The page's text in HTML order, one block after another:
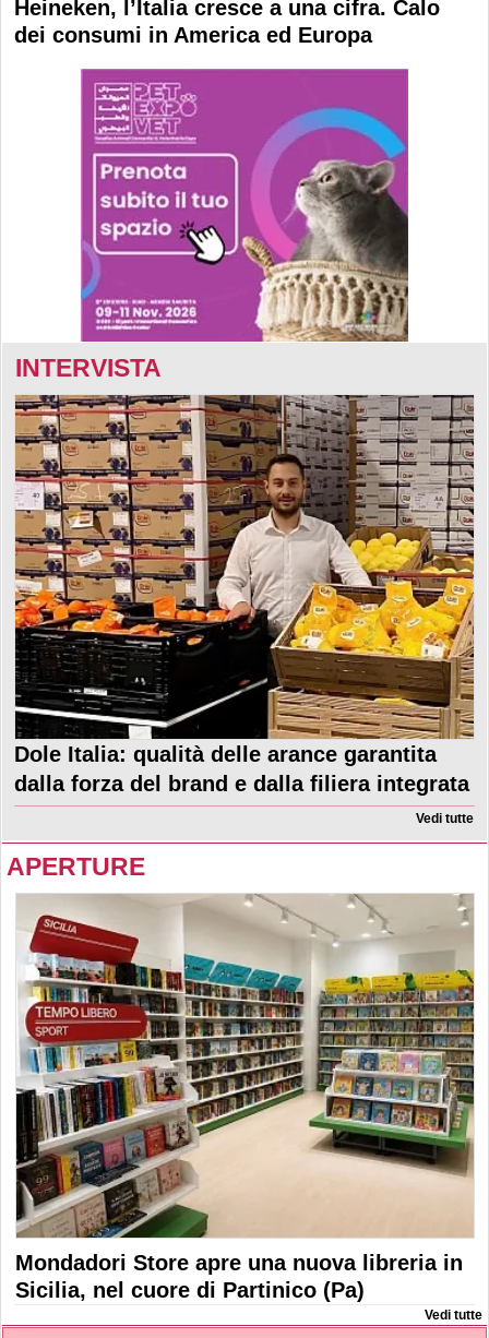
Heineken, l’Italia cresce a una cifra. Calo
dei consumi in America ed Europa
INTERVISTA
Dole Italia: qualità delle arance garantita
dalla forza del brand e dalla filiera integrata
Vedi tutte
APERTURE
Mondadori Store apre una nuova libreria in
Sicilia, nel cuore di Partinico (Pa)
Vedi tutte